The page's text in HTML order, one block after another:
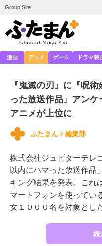
Group Site
漫画 アニメ ゲーム ドラマ映
『鬼滅の刃』に『呪
った放送作品」アン
アニメが上位に
ふたまん＋編集部
株式会社ジュピターテレ
以内にハマった放送作品
キング結果を発表。これ
マートフォンを使ってい
女１０００名を対象とし
続